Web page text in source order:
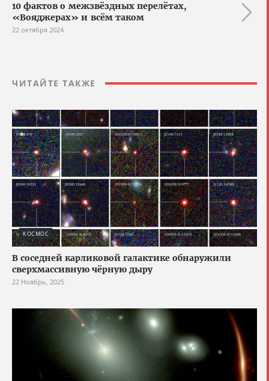
10 фактов о межзвёздных перелётах,
«Вояджерах» и всём таком
22 октября 2024
ЧИТАЙТЕ ТАКЖЕ
КОСМОС
В соседней карликовой галактике обнаружили
сверхмассивную чёрную дыру
22 Ноябрь, 2025